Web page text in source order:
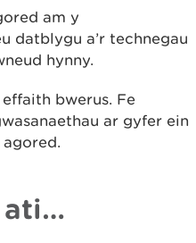
am y
datblygu a’r technegau
hynny.
bwerus. Fe
ar gyfer ein
ati…